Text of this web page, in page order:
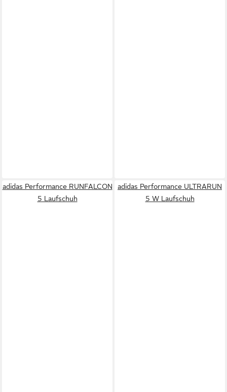
adidas Performance RUNFALCON
5 Laufschuh
adidas Performance ULTRARUN
5 W Laufschuh